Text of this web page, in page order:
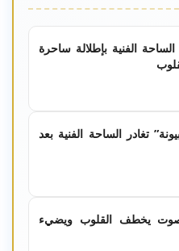
الفنية بإطلالة ساحرة
تغادر الساحة الفنية بعد
يخطف القلوب ويضيء